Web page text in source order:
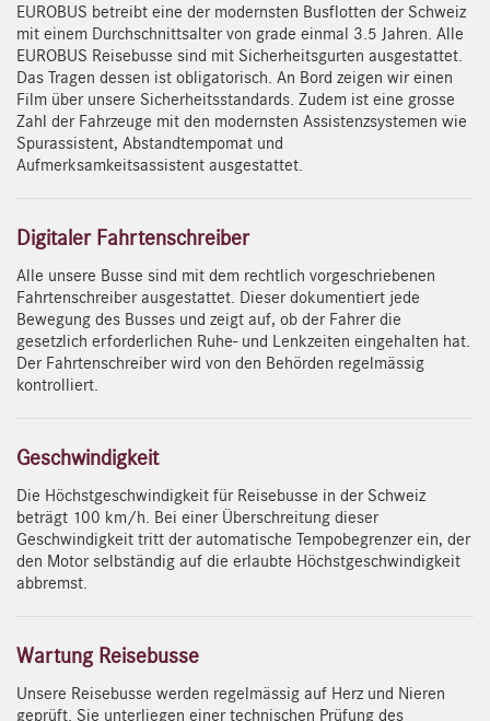
EUROBUS betreibt eine der modernsten Busflotten der Schweiz
mit einem Durchschnittsalter von grade einmal 3.5 Jahren. Alle
EUROBUS Reisebusse sind mit Sicherheitsgurten ausgestattet.
Das Tragen dessen ist obligatorisch. An Bord zeigen wir einen
Film über unsere Sicherheitsstandards. Zudem ist eine grosse
Zahl der Fahrzeuge mit den modernsten Assistenzsystemen wie
Spurassistent, Abstandtempomat und
Aufmerksamkeitsassistent ausgestattet.
Digitaler Fahrtenschreiber
Alle unsere Busse sind mit dem rechtlich vorgeschriebenen
Fahrtenschreiber ausgestattet. Dieser dokumentiert jede
Bewegung des Busses und zeigt auf, ob der Fahrer die
gesetzlich erforderlichen Ruhe- und Lenkzeiten eingehalten hat.
Der Fahrtenschreiber wird von den Behörden regelmässig
kontrolliert.
Geschwindigkeit
Die Höchstgeschwindigkeit für Reisebusse in der Schweiz
beträgt 100 km/h. Bei einer Überschreitung dieser
Geschwindigkeit tritt der automatische Tempobegrenzer ein, der
den Motor selbständig auf die erlaubte Höchstgeschwindigkeit
abbremst.
Wartung Reisebusse
Unsere Reisebusse werden regelmässig auf Herz und Nieren
geprüft. Sie unterliegen einer technischen Prüfung des